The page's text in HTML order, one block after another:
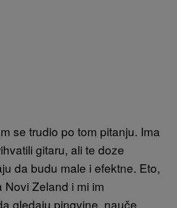
se trudio po tom pitanju. Ima
gitaru, ali te doze
da budu male i efektne. Eto,
Novi Zeland i mi im
gledaju pingvine, nauče